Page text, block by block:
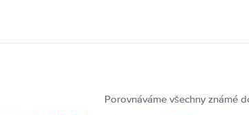
Porovnáváme všechny známé